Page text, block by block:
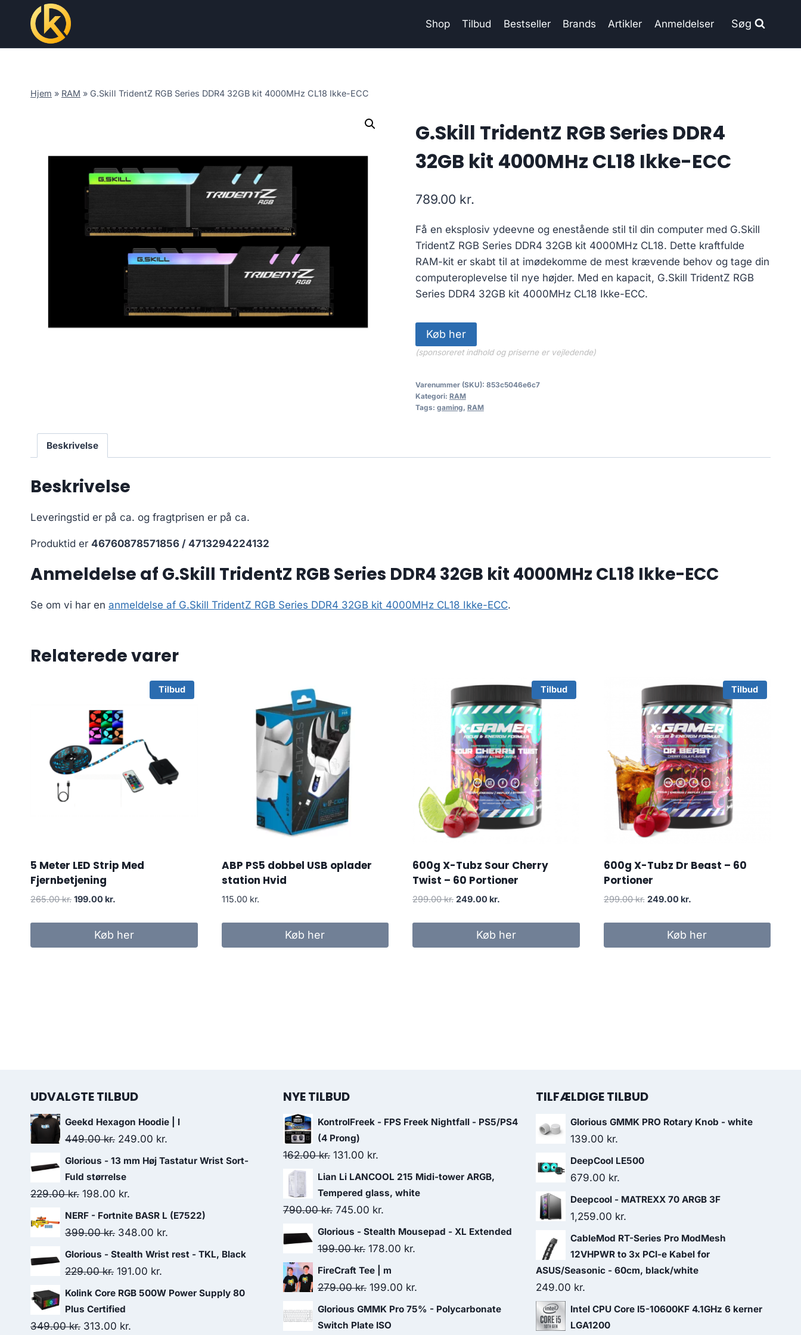
content
Shop Tilbud Bestseller Brands Artikler Anmeldelser Søg
Hjem » RAM » G.Skill TridentZ RGB Series DDR4 32GB kit 4000MHz CL18 Ikke-ECC
G.Skill TridentZ RGB Series DDR4
32GB kit 4000MHz CL18 Ikke-ECC
789.00 kr.
Få en eksplosiv ydeevne og enestående stil til din computer med G.Skill
TridentZ RGB Series DDR4 32GB kit 4000MHz CL18. Dette kraftfulde
RAM-kit er skabt til at imødekomme de mest krævende behov og tage din
computeroplevelse til nye højder. Med en kapacit, G.Skill TridentZ RGB
Series DDR4 32GB kit 4000MHz CL18 Ikke-ECC.
Køb her
(sponsoreret indhold og priserne er vejledende)
Varenummer (SKU): 853c5046e6c7
Kategori: RAM
Tags: gaming, RAM
Beskrivelse
Beskrivelse
Leveringstid er på ca. og fragtprisen er på ca.
Produktid er 46760878571856 / 4713294224132
Anmeldelse af G.Skill TridentZ RGB Series DDR4 32GB kit 4000MHz CL18 Ikke-ECC
Se om vi har en anmeldelse af G.Skill TridentZ RGB Series DDR4 32GB kit 4000MHz CL18 Ikke-ECC.
Relaterede varer
Tilbud
5 Meter LED Strip Med
Fjernbetjening
265.00kr. Original
was:
265.00 kr..
199.00 kr.
is:
199.00 kr..
Køb her
ABP PS5 dobbel USB oplader
station Hvid
115.00 kr.
Køb her
Tilbud
600g X-Tubz Sour Cherry
Twist – 60 Portioner
299.00kr. Original
was:
299.00 kr..
249.00 kr.
is:
249.00 kr..
Køb her
Tilbud
600g X-Tubz Dr Beast – 60
Portioner
299.00kr. Original
was:
299.00 kr..
249.00 kr.Current
is:
249.00 kr..
Køb her
UDVALGTE TILBUD
Geekd Hexagon Hoodie | l
449.00kr. Original
price
was:
449.00 kr..
249.00 kr.
price
Glorious - 13 mm Høj Tastatur Wrist Sort-
Fuld størrelse
229.00kr. Original
price
was:
198.00 kr.
price
is:
NERF - Fortnite BASR L (E7522)
399.00kr. Original
price
was:
348.00 kr.
price
Glorious - Stealth Wrist rest - TKL, Black
229.00kr. Original
price
was:
229.00 kr..
191.00 kr.
price
Kolink Core RGB 500W Power Supply 80
Plus Certified
349.00kr. Original
313.00 kr.
NYE TILBUD
KontrolFreek - FPS Freek Nightfall - PS5/PS4
(4 Prong)
162.00kr. Original
price
was:
162.00 kr..
131.00 kr.
price
is:
131.00 kr..
Lian Li LANCOOL 215 Midi-tower ARGB,
Tempered glass, white
790.00kr. Original
price
was:
790.00 kr..
745.00 kr.
price
is:
Glorious - Stealth Mousepad - XL Extended
199.00kr. Original
price
was:
178.00 kr.
FireCraft Tee | m
279.00kr. Original
price
was:
199.00 kr.
price
Glorious GMMK Pro 75% - Polycarbonate
Switch Plate ISO
TILFÆLDIGE TILBUD
Glorious GMMK PRO Rotary Knob - white
139.00 kr.
DeepCool LE500
679.00 kr.
Deepcool - MATREXX 70 ARGB 3F
1,259.00 kr.
CableMod RT-Series Pro ModMesh
12VHPWR to 3x PCI-e Kabel for
ASUS/Seasonic - 60cm, black/white
249.00 kr.
Intel CPU Core I5-10600KF 4.1GHz 6 kerner
LGA1200